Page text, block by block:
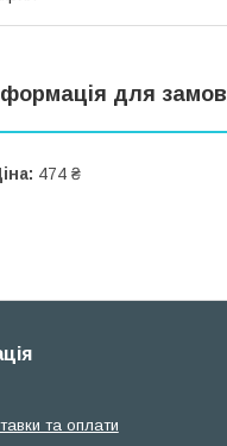
для
474 ₴
та оплати